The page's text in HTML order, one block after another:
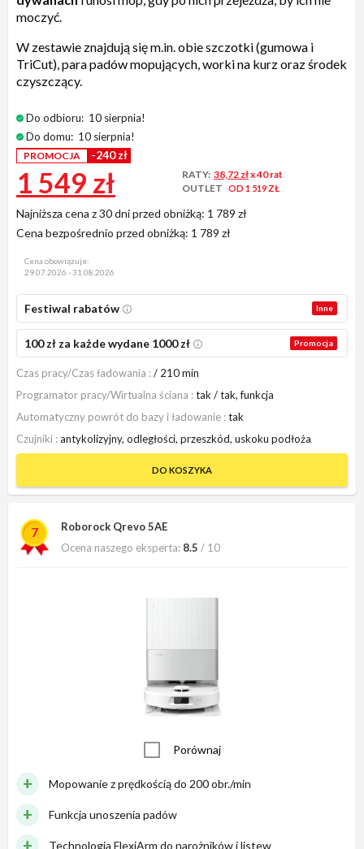
moczyć.
W zestawie znajdują się m.in. obie szczotki (gumowa i
TriCut), para padów mopujących, worki na kurz oraz środek
czyszczący.
Do odbioru: 10 sierpnia!
Do domu: 10 sierpnia!
PROMOCJA -240 zł
1 549 zł
Najniższa cena z 30 dni przed obniżką: 1 789 zł
Cena bezpośrednio przed obniżką: 1 789 zł
Cena obowiązuje:
29.07.2026 - 31.08.2026
RATY: 38,72 złx 40 rat
OUTLET
OD 1 519 ZŁ
Inne
Festiwal rabatów
Promocja
100 zł za każde wydane 1000 zł
Czas pracy/Czas ładowania
/ 210 min
Programator pracy/Wirtualna ściana
tak / tak, funkcja
Automatyczny powrót do bazy i ładowanie tak
Czujniki antykolizyjny, odległości, przeszkód, uskoku podłoża
DO KOSZYKA
7
Roborock Qrevo 5AE
Ocena naszego eksperta: 8.5 / 10
Porównaj
Mopowanie z prędkością do 200 obr./min
Funkcja unoszenia padów
Technologia FlexiArm do narożników i listew